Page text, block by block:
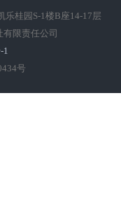
乐桂园S-1楼B座14-17层
限责任公司
1
号